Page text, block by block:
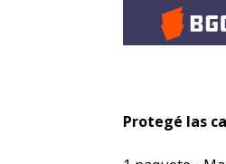
Protegé las